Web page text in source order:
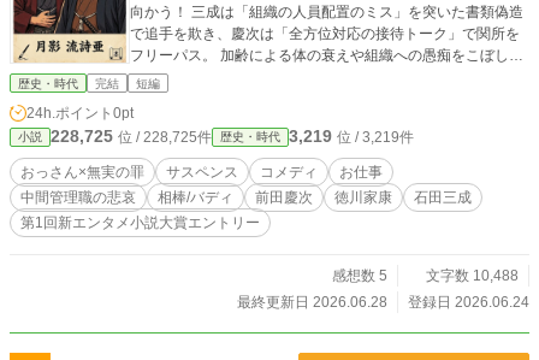
向かう！ 三成は「組織の人員配置のミス」を突いた書類偽造
で追手を欺き、慶次は「全方位対応の接待トーク」で関所を
フリーパス。 加齢による体の衰えや組織への愚痴をこぼし合
いながら、二人は家康の待つ京の法廷を目指す。 人生崖っぷ
今、始まる ！
歴史・時代 完結 短編
24h.ポイント 0pt
小説 228,725 位 / 228,725件 歴史・時代 3,219 位 / 3,219件
おっさん×無実の罪 サスペンス コメディ
お仕事
中間管理職の悲哀
相棒/バディ 前田慶次 徳川家康
石田三成
第1回新エンタメ小説大賞エントリー
感想数 5
文字数 10,488
最終更新日 2026.06.28
登録日 2026.06.24